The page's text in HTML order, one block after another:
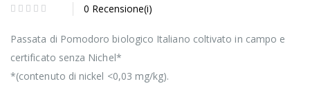
0 Recensione(i)
Passata di Pomodoro biologico Italiano coltivato in campo e
certificato senza Nichel*
*(contenuto di nickel <0,03 mg/kg).